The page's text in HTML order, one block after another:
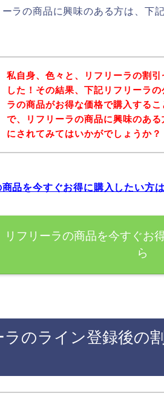
ラの商品に興味のある方は、下
私自身、色々と、リフリーラの割
した！その結果、下記リフリーラ
ラの商品がお得な価格で購入する
で、リフリーラの商品に興味のあ
にされてみてはいかがでしょうか？
商品を今すぐお得に購入したい方
リフリーラの商品を今すぐお
ら
ラのライン登録後の